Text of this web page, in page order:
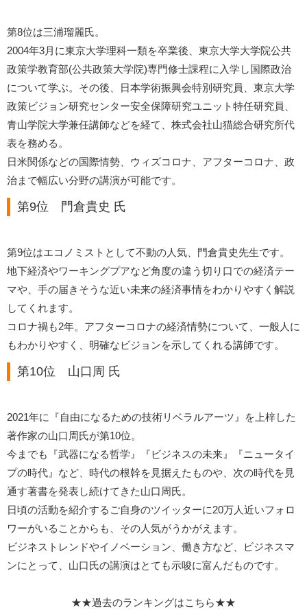
第8位は三浦瑠麗氏。
2004年3月に東京大学理科一類を卒業後、東京大学大学院公共
政策学教育部(公共政策大学院)専門修士課程に入学し国際政治
について学ぶ。その後、日本学術振興会特別研究員、東京大学
政策ビジョン研究センター安全保障研究ユニット特任研究員、
青山学院大学兼任講師などを経て、株式会社山猫総合研究所代
表を務める。
日米関係などの国際情勢、ウィズコロナ、アフターコロナ、政
治まで幅広い分野の講演が可能です。
第9位 門倉貴史 氏
第9位はエコノミストとして不動の人気、門倉貴史先生です。
地下経済やワーキングプアなど角度の違う切り口での経済テー
マや、手の届きそうな近い未来の経済事情をわかりやすく解説
してくれます。
コロナ禍も2年。アフターコロナの経済情勢について、一般人に
もわかりやすく、明確なビジョンを示してくれる講師です。
第10位 山口周 氏
2021年に『自由になるための技術リベラルアーツ』を上梓した
著作家の山口周氏が第10位。
今までも『武器になる哲学』『ビジネスの未来』『ニュータイ
プの時代』など、時代の根幹を見据えたものや、次の時代を見
通す著書を発表し続けてきた山口周氏。
日頃の活動を紹介するご自身のツイッターに20万人近いフォロ
ワーがいることからも、その人気がうかがえます。
ビジネストレンドやイノベーション、働き方など、ビジネスマ
ンにとって、山口氏の講演はとても示唆に富んだものです。
★★過去のランキングはこちら★★